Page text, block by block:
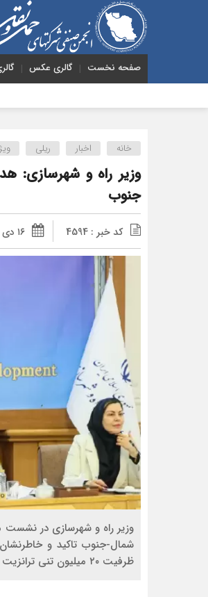
صفحه نخست گالری عکس
خانه اخبار ریلی
جنوب
کد خبر : 4594 ۱۶ دی ۱۴۰۳ - ۱۵:۳۹
شمال-جنوب تاکید و
ظرفیت ۲۰ میلیون تنی ترانزیت برخوردار است که باید این ظرفیت فعال شود.